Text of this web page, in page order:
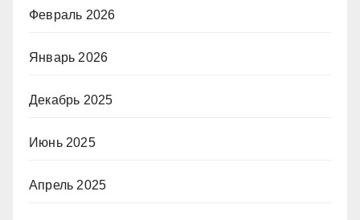
Февраль 2026
Январь 2026
Декабрь 2025
Июнь 2025
Апрель 2025